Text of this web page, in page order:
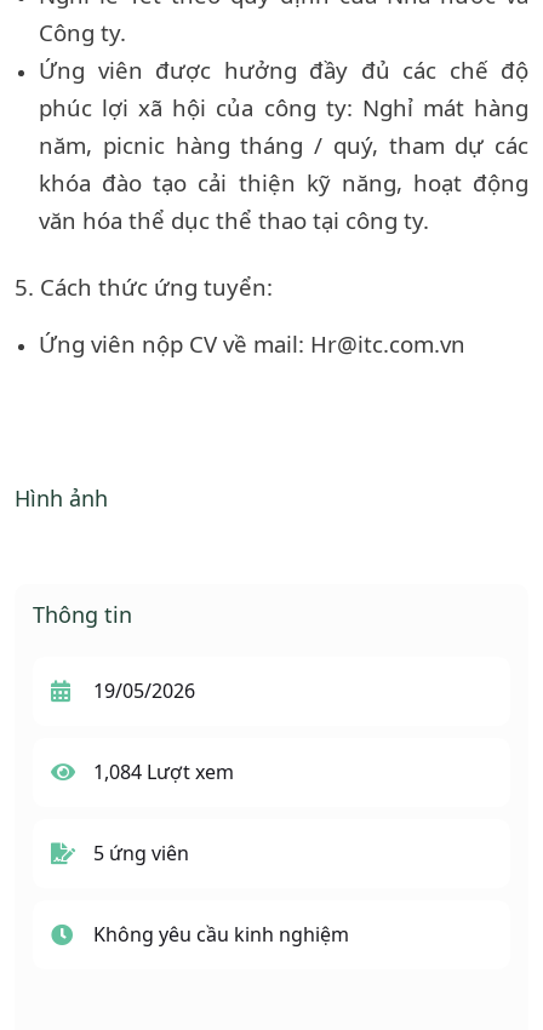
Công ty.
Ứng viên được hưởng đầy đủ các chế độ
phúc lợi xã hội của công ty: Nghỉ mát hàng
năm, picnic hàng tháng / quý, tham dự các
khóa đào tạo cải thiện kỹ năng, hoạt động
văn hóa thể dục thể thao tại công ty.
5. Cách thức ứng tuyển:
Ứng viên nộp CV về mail: Hr@itc.com.vn
Hình ảnh
Thông tin
19/05/2026
1,084 Lượt xem
5 ứng viên
Không yêu cầu kinh nghiệm